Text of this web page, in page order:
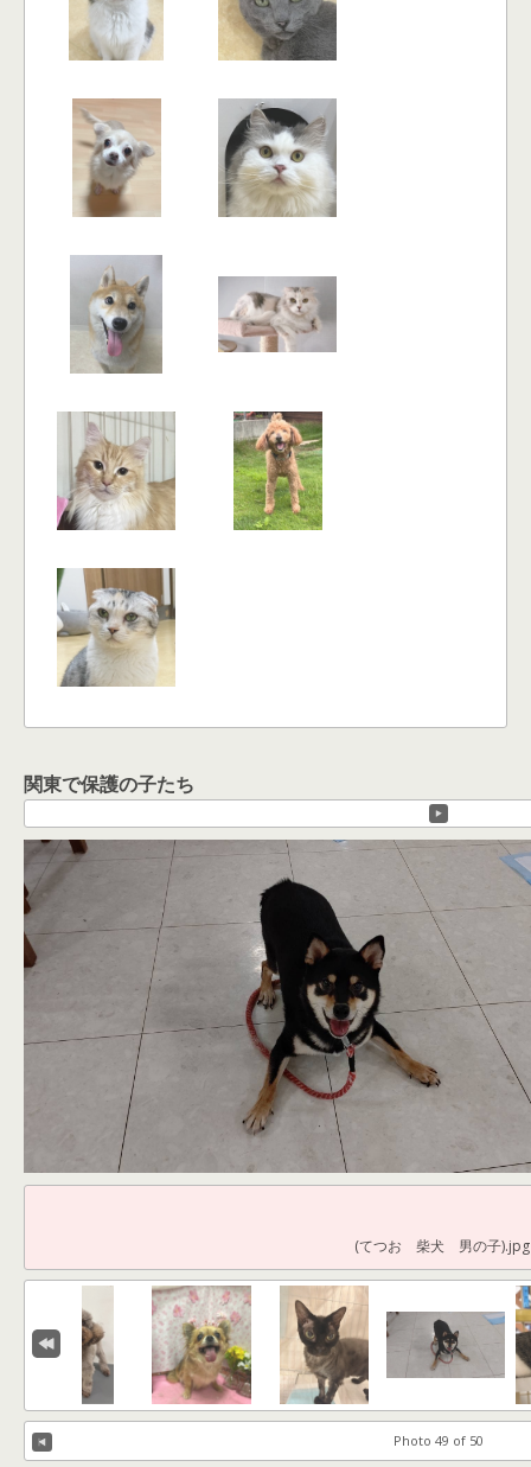
関東で保護の子たち
(てつお 柴犬 男の子).jpg
Photo 49 of 50